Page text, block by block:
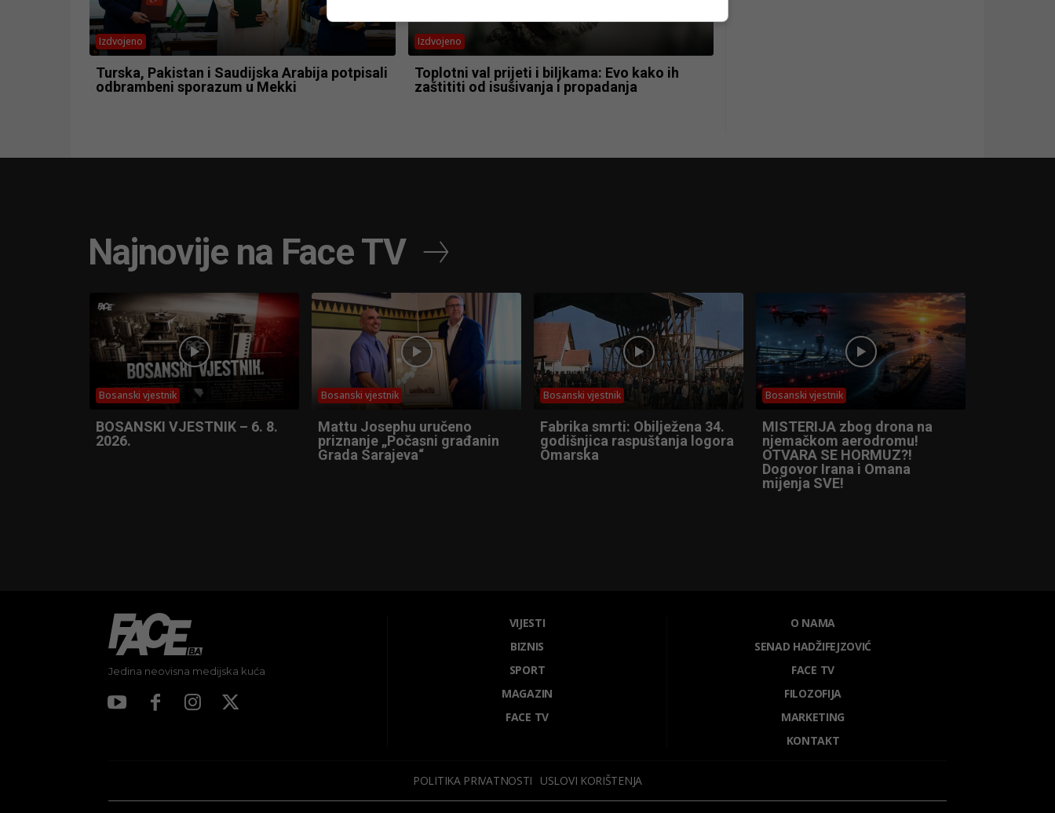
Izdvojeno
Turska, Pakistan i Saudijska Arabija potpisali
odbrambeni sporazum u Mekki
Izdvojeno
Toplotni val prijeti i biljkama: Evo kako ih
zaštititi od isušivanja i propadanja
Najnovije na Face TV
Bosanski vjestnik
BOSANSKI VJESTNIK – 6. 8.
2026.
Bosanski vjestnik
Mattu Josephu uručeno
priznanje „Počasni građanin
Grada Sarajeva“
Bosanski vjestnik
Fabrika smrti: Obilježena 34.
godišnjica raspuštanja logora
Omarska
Bosanski vjestnik
MISTERIJA zbog drona na
njemačkom aerodromu!
OTVARA SE HORMUZ?!
Dogovor Irana i Omana
mijenja SVE!
Jedina neovisna medijska kuća
VIJESTI
BIZNIS
SPORT
MAGAZIN
FACE TV
O NAMA
SENAD HADŽIFEJZOVIĆ
FACE TV
FILOZOFIJA
MARKETING
KONTAKT
POLITIKA PRIVATNOSTI USLOVI KORIŠTENJA